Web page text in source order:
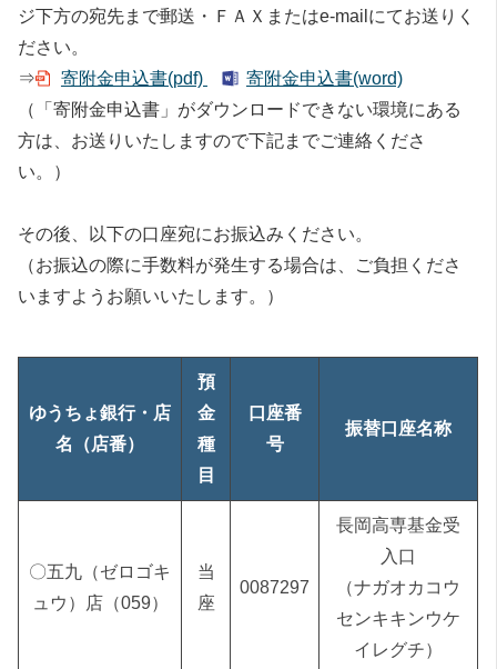
ジ下方の宛先まで郵送・ＦＡＸまたはe-mailにてお送りく
ださい。
⇒
寄附金申込書(pdf)
寄附金申込書(word)
（「寄附金申込書」がダウンロードできない環境にある
方は、お送りいたしますので下記までご連絡くださ
い。）
その後、以下の口座宛にお振込みください。
（お振込の際に手数料が発生する場合は、ご負担くださ
いますようお願いいたします。）
ゆうちょ銀行・店
名（店番）
預
金
種
目
口座番
号
振替口座名称
〇五九（ゼロゴキ
ュウ）店（059）
当
座
0087297
長岡高専基金受
入口
（ナガオカコウ
センキキンウケ
イレグチ）